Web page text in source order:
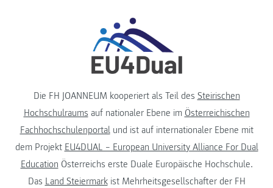
Die FH JOANNEUM kooperiert als Teil des Steirischen
Hochschulraums auf nationaler Ebene im Österreichischen
Fachhochschulenportalund ist auf internationaler Ebene mit
dem Projekt EU4DUAL – European University Alliance For Dual
Education Österreichs erste Duale Europäische Hochschule.
Das Land Steiermarkist Mehrheitsgesellschafter der FH